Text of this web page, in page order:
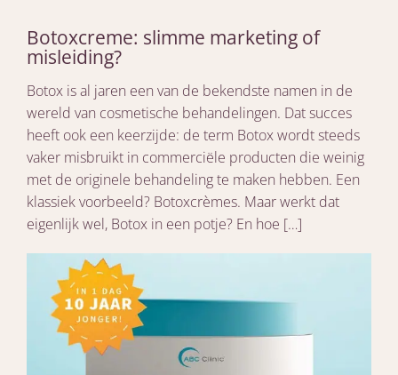
Botoxcreme: slimme marketing of
misleiding?
Botox is al jaren een van de bekendste namen in de
wereld van cosmetische behandelingen. Dat succes
heeft ook een keerzijde: de term Botox wordt steeds
vaker misbruikt in commerciële producten die weinig
met de originele behandeling te maken hebben. Een
klassiek voorbeeld? Botoxcrèmes. Maar werkt dat
eigenlijk wel, Botox in een potje? En hoe […]